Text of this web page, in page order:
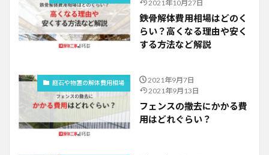
2021年10月27日
鉄骨解体費用相場はどのく
らい？高くなる理由や安く
する方法など解説
庭石や物置の解体費用相場
2021年9月7日
2021年9月13日
フェンスの撤去にかかる費
用はどれぐらい？